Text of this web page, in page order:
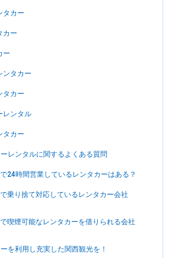
タカー
カー
ー
ンタカー
タカー
レンタル
タカー
レンタルに関するよくある質問
24時間営業しているレンタカーはある？
乗り捨て対応しているレンタカー会社
喫煙可能なレンタカーを借りられる会社
を利用し充実した関西観光を！